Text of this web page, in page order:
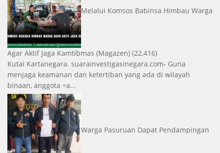
Melalui Komsos Babinsa Himbau Warga
Agar Aktif Jaga Kamtibmas (Magazen) (22,416)
Kutai Kartanegara. suarainvestigasinegara.com- Guna
menjaga keamanan dan ketertiban yang ada di wilayah
binaan, anggota <a...
Warga Pasuruan Dapat Pendampingan